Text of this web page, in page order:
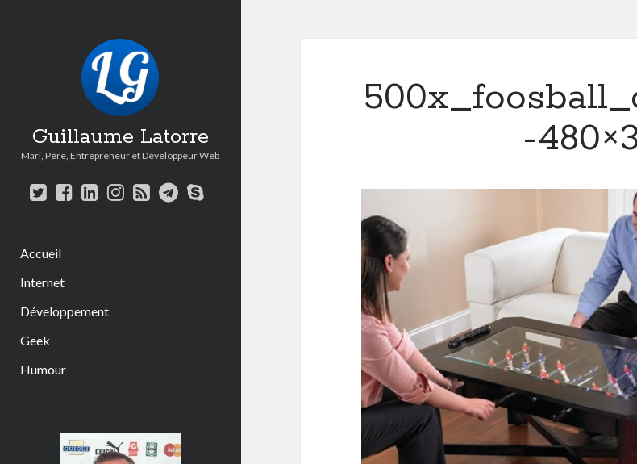
Guillaume Latorre
Mari, Père, Entrepreneur et Développeur Web
twitter
facebook
linkedin
instagram
rsstelegram
skype
Accueil
Internet
Développement
Geek
Humour
-